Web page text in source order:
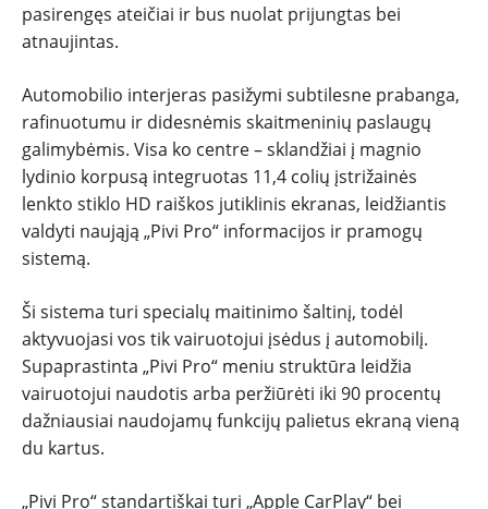
pasirengęs ateičiai ir bus nuolat prijungtas bei
atnaujintas.
Automobilio interjeras pasižymi subtilesne prabanga,
rafinuotumu ir didesnėmis skaitmeninių paslaugų
galimybėmis. Visa ko centre – sklandžiai į magnio
lydinio korpusą integruotas 11,4 colių įstrižainės
lenkto stiklo HD raiškos jutiklinis ekranas, leidžiantis
valdyti naująją „Pivi Pro“ informacijos ir pramogų
sistemą.
Ši sistema turi specialų maitinimo šaltinį, todėl
aktyvuojasi vos tik vairuotojui įsėdus į automobilį.
Supaprastinta „Pivi Pro“ meniu struktūra leidžia
vairuotojui naudotis arba peržiūrėti iki 90 procentų
dažniausiai naudojamų funkcijų palietus ekraną vieną
du kartus.
„Pivi Pro“ standartiškai turi „Apple CarPlay“ bei